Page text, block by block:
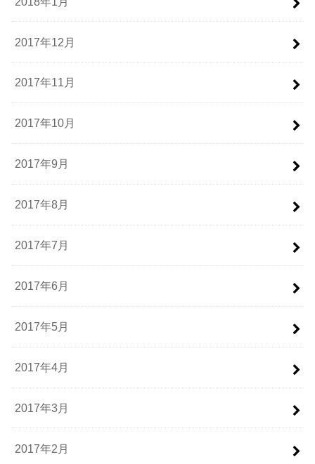
2017年12月
2017年11月
2017年10月
2017年9月
2017年8月
2017年7月
2017年6月
2017年5月
2017年4月
2017年3月
2017年2月